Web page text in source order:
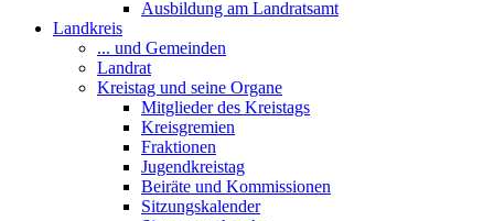
Ausbildung am Landratsamt
Landkreis
... und Gemeinden
Landrat
Kreistag und seine Organe
Mitglieder des Kreistags
Kreisgremien
Fraktionen
Jugendkreistag
Beiräte und Kommissionen
Sitzungskalender